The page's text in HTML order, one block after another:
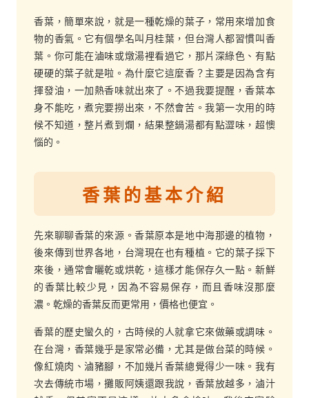
香葉，簡單來說，就是一種乾燥的葉子，常用來增加食
物的香氣。它有個學名叫月桂葉，但台灣人都習慣叫香
葉。你可能在滷味或燉湯裡看過它，那片深綠色、有點
硬硬的葉子就是啦。為什麼它這麼香？主要是因為含有
揮發油，一加熱香味就出來了。不過我要提醒，香葉本
身不能吃，煮完要撈出來，不然會苦。我第一次用的時
候不知道，整片煮到爛，結果整鍋湯都有點澀味，超懊
惱的。
香葉的基本介紹
先來聊聊香葉的來源。香葉原本是地中海那邊的植物，
後來傳到世界各地，台灣現在也有種植。它的葉子採下
來後，通常會曬乾或烘乾，這樣才能保存久一點。新鮮
的香葉比較少見，因為不容易保存，而且香味沒那麼
濃。乾燥的香葉反而更常用，價格也便宜。
香葉的歷史蠻久的，古時候的人就拿它來做藥或調味。
在台灣，香葉幾乎是家常必備，尤其是做台菜的時候。
像紅燒肉、滷豬腳，不加幾片香葉總覺得少一味。我有
次去傳統市場，攤販阿姨還跟我說，香葉放越多，滷汁